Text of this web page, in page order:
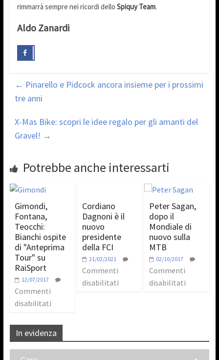
rimmarrà sempre nei ricordi dello Spiquy Team.
Aldo Zanardi
← Pinarello e Pidcock ancora insieme per i prossimi
tre anni
X-Mas Bike: scopri le idee regalo per gli amanti del
Gravel! →
Potrebbe anche interessarti
Gimondi,
Fontana,
Teocchi:
Bianchi ospite
di "Anteprima
Tour" su
RaiSport
12/07/2017
Commenti
disabilitati
Cordiano
Dagnoni è il
nuovo
presidente
della FCI
21/02/2021
Commenti
disabilitati
Peter Sagan,
dopo il
Mondiale di
nuovo sulla
MTB
02/10/2017
Commenti
disabilitati
In evidenza